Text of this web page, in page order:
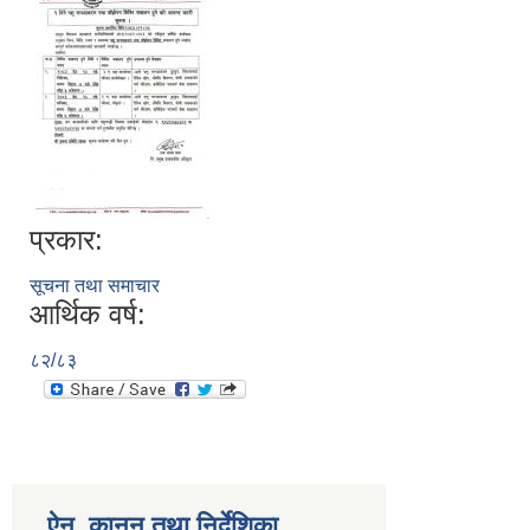
प्रकार:
सूचना तथा समाचार
आर्थिक वर्ष:
८२/८३